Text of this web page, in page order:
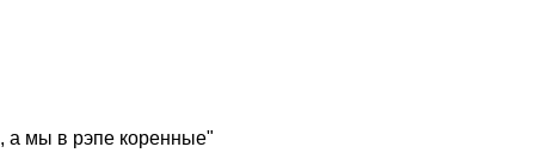
а мы в рэпе коренные"